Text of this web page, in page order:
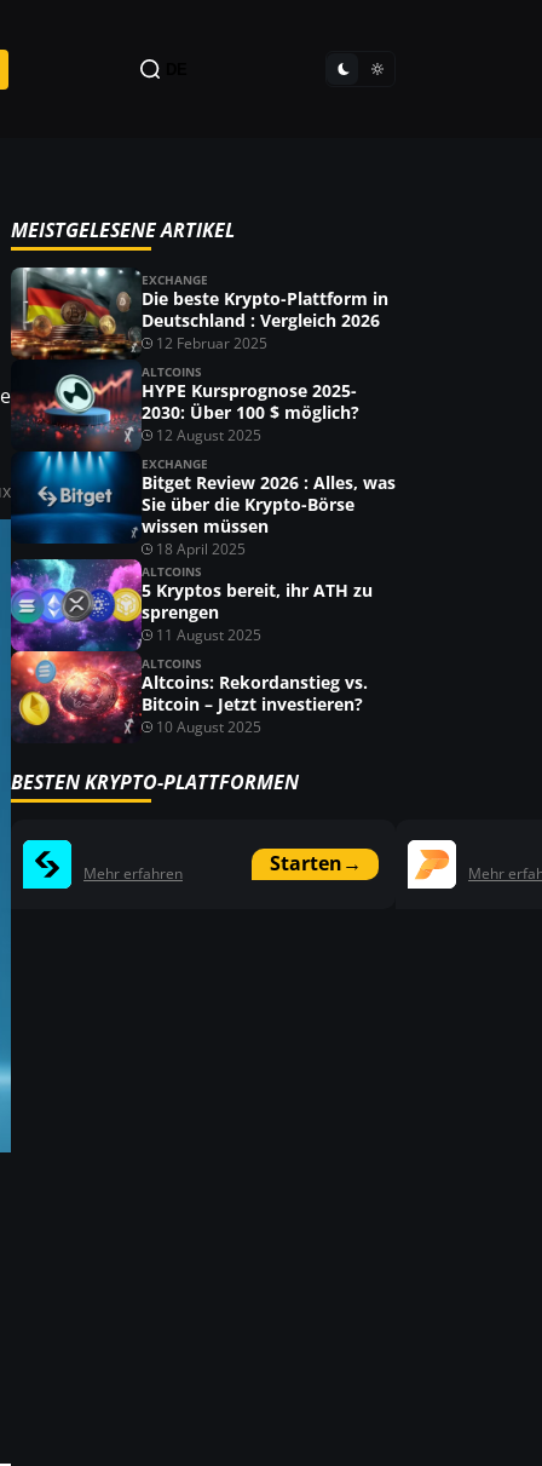
MEISTGELESENE ARTIKEL
EXCHANGE
Die beste Krypto-Plattform in
Deutschland : Vergleich 2026
12 Februar 2025
ALTCOINS
HYPE Kursprognose 2025-
2030: Über 100 $ möglich?
12 August 2025
EXCHANGE
Bitget Review 2026 : Alles, was
Sie über die Krypto-Börse
wissen müssen
18 April 2025
ALTCOINS
5 Kryptos bereit, ihr ATH zu
sprengen
11 August 2025
ALTCOINS
Altcoins: Rekordanstieg vs.
Bitcoin – Jetzt investieren?
10 August 2025
BESTEN KRYPTO-PLATTFORMEN
Starten→
Mehr erfahren Mehr